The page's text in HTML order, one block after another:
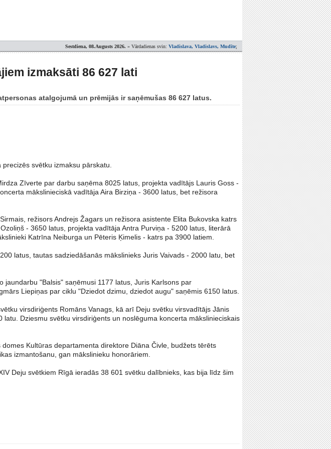
Sestdiena, 08.Augusts 2026. » Vārdadienas svin: Vladislava, Vladislavs, Mudīte;
izmaksāti 86 627 lati
atalgojumā un prēmijās ir saņēmušas 86 627 latus.
svētku izmaksu pārskatu.
Zīverte par darbu saņēma 8025 latus, projekta vadītājs Lauris Goss -
mākslinieciskā vadītāja Aira Birziņa - 3600 latus, bet režisora
režisors Andrejs Žagars un režisora asistente Elita Bukovska katrs
- 3650 latus, projekta vadītāja Antra Purviņa - 5200 latus, literārā
Katrīna Neiburga un Pēteris Ķimelis - katrs pa 3900 latiem.
latus, tautas sadziedāšanās mākslinieks Juris Vaivads - 2000 latu, bet
"Balsis" saņēmusi 1177 latus, Juris Karlsons par
Liepiņas par ciklu "Dziedot dzimu, dziedot augu" saņēmis 6150 latus.
virsdiriģents Romāns Vanags, kā arī Deju svētku virsvadītājs Jānis
Dziesmu svētku virsdiriģents un noslēguma koncerta mākslinieciskais
Kultūras departamenta direktore Diāna Čivle, budžets tērēts
izmantošanu, gan mākslinieku honorāriem.
Deju svētkiem Rīgā ieradās 38 601 svētku dalībnieks, kas bija līdz šim